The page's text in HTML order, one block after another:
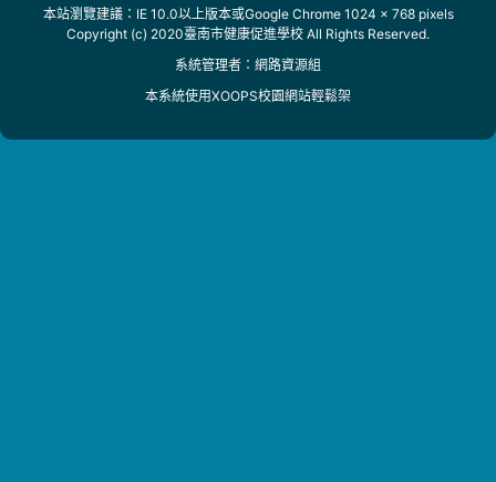
本站瀏覽建議：IE 10.0以上版本或Google Chrome 1024 x 768 pixels
Copyright (c) 2020臺南市健康促進學校 All Rights Reserved.
系統管理者： 網路資源組
本系統使用XOOPS校園網站輕鬆架